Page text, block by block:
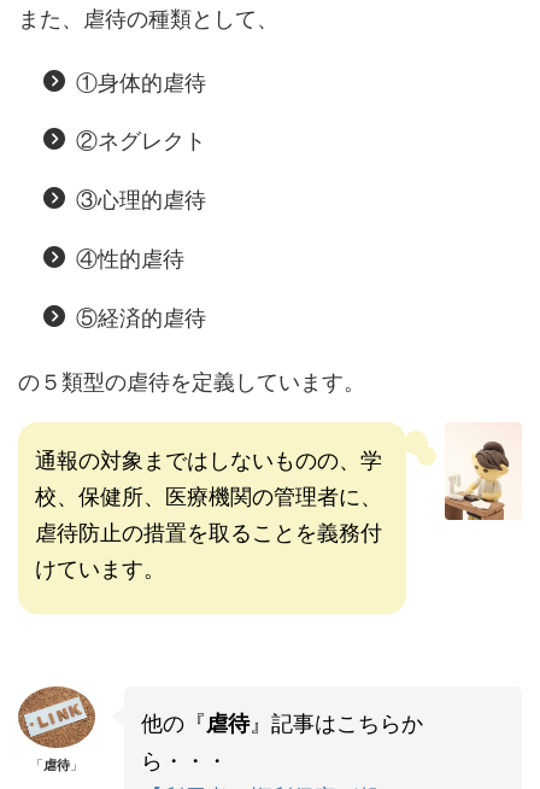
また、虐待の種類として、
①身体的虐待
②ネグレクト
③心理的虐待
④性的虐待
⑤経済的虐待
の５類型の虐待を定義しています。
通報の対象まではしないものの、学
校、保健所、医療機関の管理者に、
虐待防止の措置を取ることを義務付
けています。
「虐待 」
他の『虐待』記事はこちらか
ら・・・